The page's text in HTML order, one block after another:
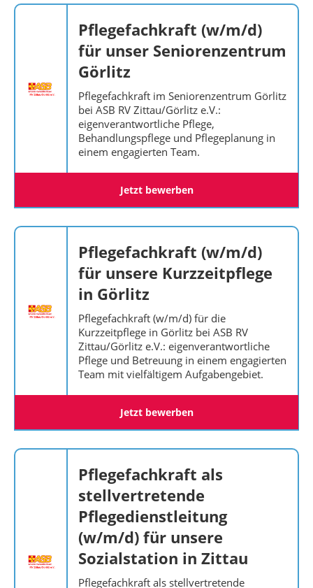
Pflegefachkraft (w/m/d)
für unser Seniorenzentrum
Görlitz
Pflegefachkraft im Seniorenzentrum Görlitz
bei ASB RV Zittau/Görlitz e.V.:
eigenverantwortliche Pflege,
Behandlungspflege und Pflegeplanung in
einem engagierten Team.
Jetzt bewerben
Pflegefachkraft (w/m/d)
für unsere Kurzzeitpflege
in Görlitz
Pflegefachkraft (w/m/d) für die
Kurzzeitpflege in Görlitz bei ASB RV
Zittau/Görlitz e.V.: eigenverantwortliche
Pflege und Betreuung in einem engagierten
Team mit vielfältigem Aufgabengebiet.
Jetzt bewerben
Pflegefachkraft als
stellvertretende
Pflegedienstleitung
(w/m/d) für unsere
Sozialstation in Zittau
Pflegefachkraft als stellvertretende